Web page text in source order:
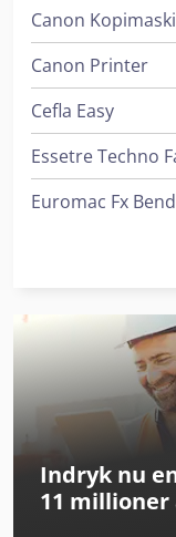
Canon
Canon Printer
Cefla Easy
Essetre Techno
Euromac Fx
Gbc Ultima 65
Gildemeister
Gildemeister Nef
Heidelberg
Heidelberg
Indryk nu
11 millioner